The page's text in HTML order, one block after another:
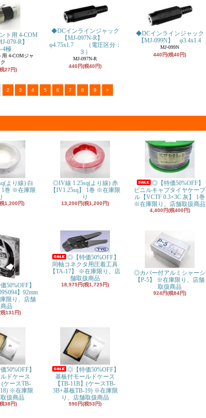
ト用 4-COM
079-R】
4極
用 4-COMジャ
27円)
◆DCインラインジャック
【MJ-097N-R】
φ4.75x1.7 （電圧区分：
３）
MJ-097N-R
440円(税40円)
◆DCインラインジャック
【MJ-099N】 φ3.4x1.4
MJ-099N
440円(税40円)
2 3 4 5 6 7 8 9 >
より線) 白
1巻 ※在庫限
1,200円)
◎IV線 1.25sq(より線) 赤
【IV1.25sq】 1巻 ※在庫限
り
13,200円(税1,200円)
◎【特価50%OFF】
ビニルキャプタイヤケーブ
ル【VCTF 0.3×3C 灰】 1巻
※在庫限り、店舗取扱商品
4,400円(税400円)
50%OFF】
】92mm
限り、店舗
品
131円)
◎【特価50%OFF】
同軸コネクタ用圧着工具
【TA-17】 ※在庫限り、店
舗取扱商品
18,975円(税1,725円)
◎カバー付アルミシャーシ
【P-5】 ※在庫限り、店舗
取扱商品
924円(税84円)
50%OFF】
ドケース
(ケースTB-
※在庫限
扱商品
38円)
◎【特価50%OFF】
基板付モールドケース
【TB-11B】(ケースTB-
3B+基板TB-19) ※在庫限
り、店舗取扱商品
590円(税53円)